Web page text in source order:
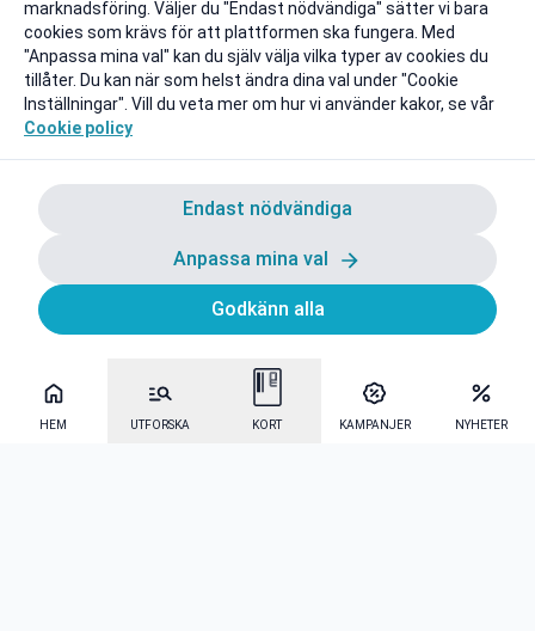
HEM UTFORSKA KORT KAMPANJER NYHETER
marknadsföring. Väljer du "Endast nödvändiga" sätter vi bara
cookies som krävs för att plattformen ska fungera. Med
"Anpassa mina val" kan du själv välja vilka typer av cookies du
tillåter. Du kan när som helst ändra dina val under "Cookie
Inställningar". Vill du veta mer om hur vi använder kakor, se vår
Cookie policy
Endast nödvändiga
Anpassa mina val
Godkänn alla